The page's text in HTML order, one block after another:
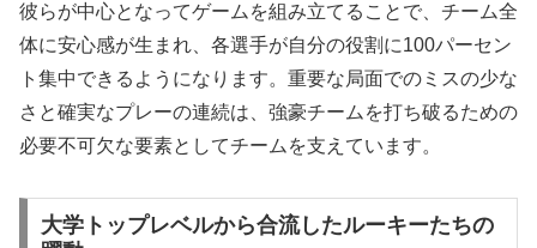
彼らが中心となってゲームを組み立てることで、チーム全
体に安心感が生まれ、各選手が自分の役割に100パーセン
ト集中できるようになります。重要な局面でのミスの少な
さと確実なプレーの連続は、強豪チームを打ち破るための
必要不可欠な要素としてチームを支えています。
大学トップレベルから合流したルーキーたちの